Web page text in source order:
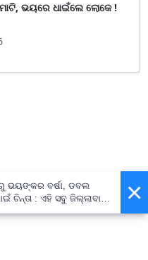
ଭୟରେ ଧାଇଁଲେ ଲୋକେ !
×
ଭୟଙ୍କର ବର୍ଷା, ଡବଲ
ଚିନ୍ତା : ଏହି ସବୁ ଜିଲ୍ଲାବାସୀ